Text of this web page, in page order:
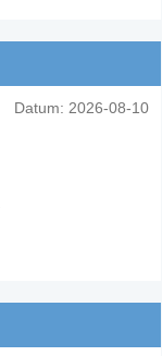
Datum: 2026-08-10